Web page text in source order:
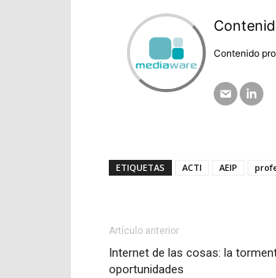
Contenido
ETIQUETAS ACTI AEIP
Artículo anterior
Internet de las cosas: la
oportunidades